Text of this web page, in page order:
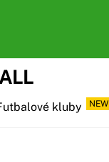
kluby NEW